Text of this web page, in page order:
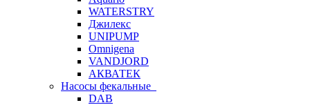
WATERSTRY
Джилекс
UNIPUMP
Omnigena
VANDJORD
АКВАТЕК
Насосы фекальные
DAB